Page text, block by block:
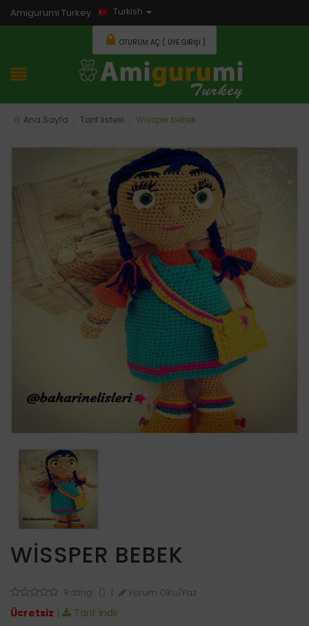
Amigurumi Turkey Turkish
OTURUM AÇ ( ÜYE GIRIŞI )
Ana Sayfa Tarif listesi Wissper bebek
WISSPER BEBEK
Rating : () Yorum Oku/Yaz
Ücretsiz |
Tarif İndir